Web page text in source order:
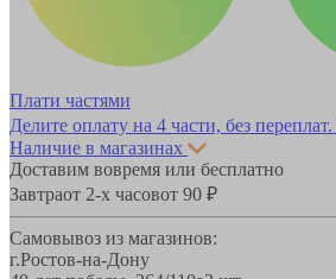
Плати частями
Делите оплату на 4 части, без переплат.
Наличие в магазинах
Доставим вовремя или бесплатно
Завтраот 2-х часовот 90 ₽
Самовывоз из магазинов:
г.Ростов-на-Дону